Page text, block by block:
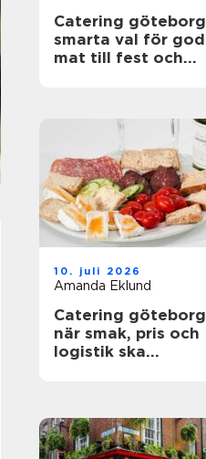
Catering göteborg
smarta val för god
mat till fest och
10. juli 2026
Amanda Eklund
Catering göteborg
när smak, pris och
logistik ska